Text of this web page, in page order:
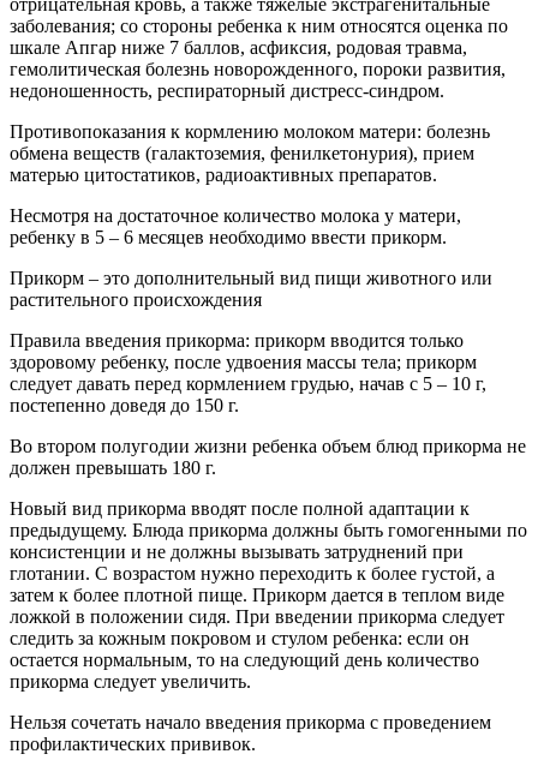
заболевания; со стороны ребенка к ним относятся оценка по
шкале Апгар ниже 7 баллов, асфиксия, родовая травма,
гемолитическая болезнь новорожденного, пороки развития,
недоношенность, респираторный дистресс-синдром.
Противопоказания к кормлению молоком матери: болезнь
обмена веществ (галактоземия, фенилкетонурия), прием
матерью цитостатиков, радиоактивных препаратов.
Несмотря на достаточное количество молока у матери,
ребенку в 5 – 6 месяцев необходимо ввести прикорм.
Прикорм – это дополнительный вид пищи животного или
растительного происхождения
Правила введения прикорма: прикорм вводится только
здоровому ребенку, после удвоения массы тела; прикорм
следует давать перед кормлением грудью, начав с 5 – 10 г,
постепенно доведя до 150 г.
Во втором полугодии жизни ребенка объем блюд прикорма не
должен превышать 180 г.
Новый вид прикорма вводят после полной адаптации к
предыдущему. Блюда прикорма должны быть гомогенными по
консистенции и не должны вызывать затруднений при
глотании. С возрастом нужно переходить к более густой, а
затем к более плотной пище. Прикорм дается в теплом виде
ложкой в положении сидя. При введении прикорма следует
следить за кожным покровом и стулом ребенка: если он
остается нормальным, то на следующий день количество
прикорма следует увеличить.
Нельзя сочетать начало введения прикорма с проведением
профилактических прививок.